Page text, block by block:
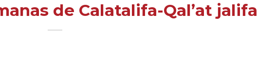
de Calatalifa-Qal’at jalifa